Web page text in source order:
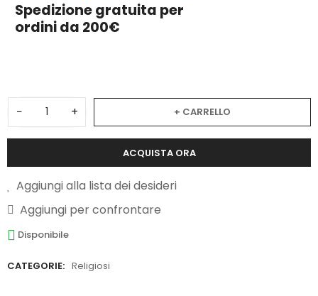
Spedizione gratuita per
ordini da 200€
− + + CARRELLO
ACQUISTA ORA
Aggiungi alla lista dei desideri
Aggiungi per confrontare
Disponibile
CATEGORIE: Religiosi